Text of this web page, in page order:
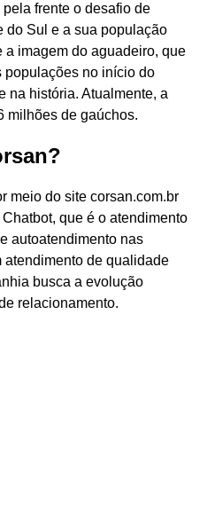
frente o desafio de
do Sul e a sua população
imagem do aguadeiro, que
populações no início do
na história. Atualmente, a
milhões de gaúchos.
meio do site corsan.com.br
que é o atendimento
autoatendimento nas
atendimento de qualidade
busca a evolução
relacionamento.